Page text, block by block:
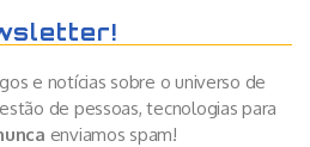
e notícias sobre o universo de
de pessoas, tecnologias para
enviamos spam!